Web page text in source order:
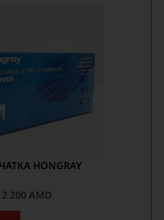
HONGRAY
2 200 AMD